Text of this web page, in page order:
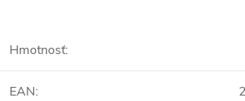
Hmotnosť:
EAN: